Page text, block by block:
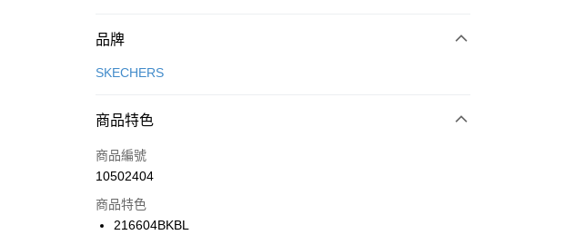
付款方式
信用卡一次付款
合作金庫商業銀行
華南商業銀行
上海商業儲蓄銀行
國泰世華商業銀行
LINE Pay
Apple Pay
品牌
SKECHERS
商品特色
商品編號
10502404
商品特色
216604BKBL